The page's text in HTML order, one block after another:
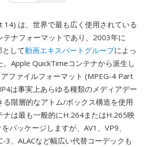
14) は、世界で最も広く使用されている
テナフォーマットであり、2003年に
して動画エキスパートグループによっ
。Apple QuickTimeコンテナから派生し
ファイルフォーマット (MPEG-4 Part
は事実上あらゆる種類のメディアデー
る階層的なアトム/ボックス構造を使用
ナは最も一般的にH.264またはH.265映
パッケージしますが、AV1、VP9、
3、ALACなど幅広い代替コーデックも